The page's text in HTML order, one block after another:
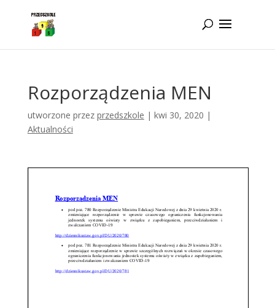
Rozporządzenia MEN
utworzone przez przedszkole | kwi 30, 2020 |
Aktualności